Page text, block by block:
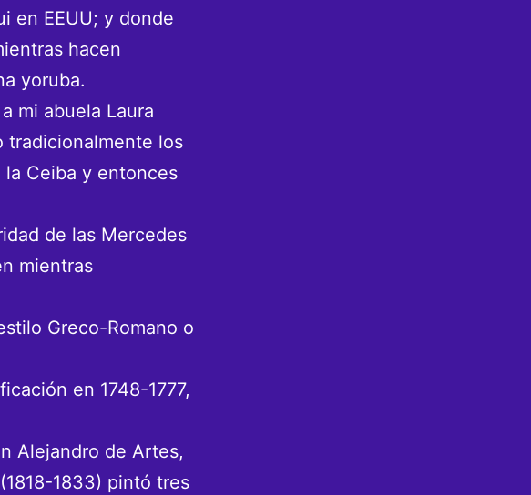
en EEUU; y donde
hacen
yoruba.
mi abuela Laura
tradicionalmente los
la Ceiba y entonces
de las Mercedes
mientras
Greco-Romano o
en 1748-1777,
Alejandro de Artes,
1833) pintó tres